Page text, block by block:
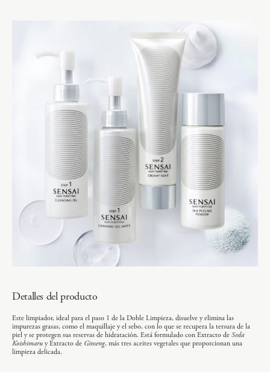
Detalles del producto
Este limpiador, ideal para el paso 1 de la Doble Limpieza, disuelve y elimina las
impurezas grasas, como el maquillaje y el sebo, con lo que se recupera la tersura de la
piel y se protegen sus reservas de hidratación. Está formulado con Extracto de Seda
Koishimaru y Extracto de Ginseng, más tres aceites vegetales que proporcionan una
limpieza delicada.